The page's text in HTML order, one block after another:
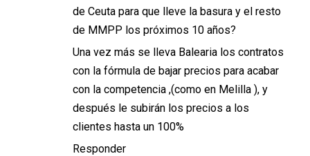
de Ceuta para que lleve la basura y el resto
de MMPP los próximos 10 años?
Una vez más se lleva Balearia los contratos
con la fórmula de bajar precios para acabar
con la competencia ,(como en Melilla ), y
después le subirán los precios a los
clientes hasta un 100%
Responder